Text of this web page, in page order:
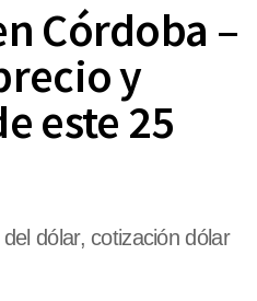
Córdoba –
y
este 25
dólar, cotización dólar